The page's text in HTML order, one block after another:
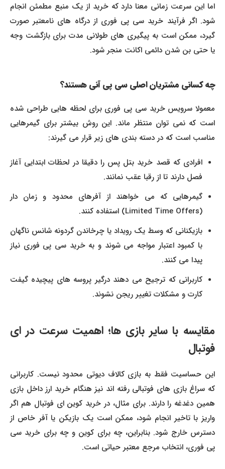
اما این سرعت زمانی معنا دارد که خرید از یک منبع مطمئن انجام
شود. اگر فرآیند خرید سی پی فوری از درگاه های نامعتبر صورت
گیرد، ممکن است به پیگیری های طولانی مدت برای بازگشت وجه
یا حتی بن شدن دائمی اکانت منجر شود.
چه کسانی مشتریان اصلی سی پی آنی هستند؟
معمولا سرویس خرید سی پی فوری برای لحظه هایی طراحی شده
است که نمی توان منتظر ماند. این روش بیشتر برای گیمرهایی
مناسب است که در دسته بندی های زیر قرار می گیرند:
افرادی که قصد خرید بتل پس را دقیقا در لحظات ابتدایی آغاز
فصل دارند تا از رقبا عقب نمانند.
گیمرهایی که می خواهند از آفرهای محدود و زمان دار
بازیکنانی که وسط یک رویداد یا چرخاندن گردونه شانس ناگهان
با کمبود اعتبار مواجه می شوند و به خرید سی پی فوری نیاز
پیدا می کنند.
کاربرانی که ترجیح می دهند درگیر پروسه های پیچیده گیفت
کارت و مشکلات تغییر ریجن نشوند.
مقایسه با سایر بازی ها؛ اهمیت سرعت در ای
فوتبال
این حساسیت فقط به بازی کالاف دیوتی محدود نیست. کاربرانی
که سراغ بازی های فوتبالی رفته اند نیز هنگام خرید ارز داخل بازی
همین دغدغه را دارند. برای مثال، در خرید کوین ای فوتبال هم اگر
واریز با تاخیر انجام شود، ممکن است یک بازیکن یا آفر خاص از
دسترس خارج شود. بنابراین، چه برای کوین و چه برای خرید سی
پی فوری، انتخاب مرجع معتبر حیاتی است.